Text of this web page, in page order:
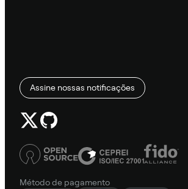
Assine nossas notificações
Método de pagamento